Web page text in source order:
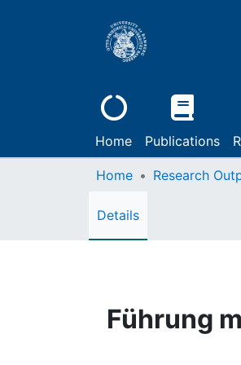
Home Publications
Home Research
Details
Führung